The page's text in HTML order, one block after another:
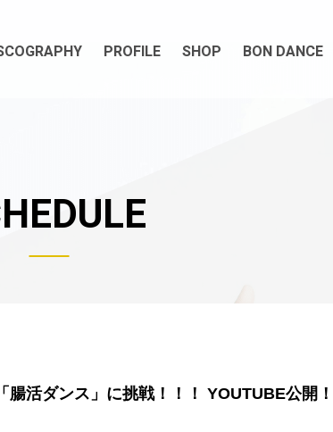
PROFILE SHOP BON DANCE
活ダンス」に挑戦！！！ YOUTUBE公開！